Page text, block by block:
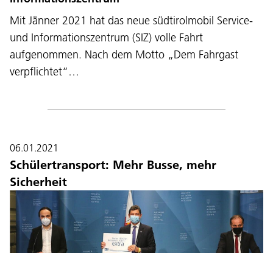
Mit Jänner 2021 hat das neue südtirolmobil Service-
und Informationszentrum (SIZ) volle Fahrt
aufgenommen. Nach dem Motto „Dem Fahrgast
verpflichtet“…
06.01.2021
Schülertransport: Mehr Busse, mehr
Sicherheit